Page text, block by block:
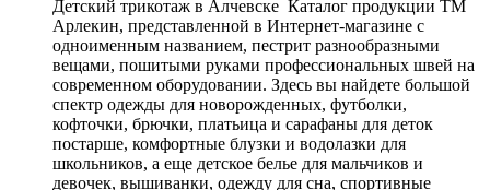
Детский трикотаж в Алчевске Каталог продукции ТМ
Арлекин, представленной в Интернет-магазине с
одноименным названием, пестрит разнообразными
вещами, пошитыми руками профессиональных швей на
современном оборудовании. Здесь вы найдете большой
спектр одежды для новорожденных, футболки,
кофточки, брючки, платьица и сарафаны для деток
постарше, комфортные блузки и водолазки для
школьников, а еще детское белье для мальчиков и
девочек, вышиванки, одежду для сна, спортивные